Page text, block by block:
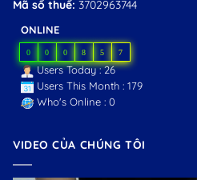
Mã số thuế: 3702963744
ONLINE
0 0 0 8 5 7
Users Today : 26
Users This Month : 179
Who's Online : 0
VIDEO CỦA CHÚNG TÔI